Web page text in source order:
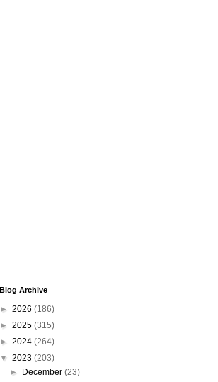
Blog Archive
► 2026 (186)
► 2025 (315)
► 2024 (264)
▼ 2023 (203)
►
December (23)